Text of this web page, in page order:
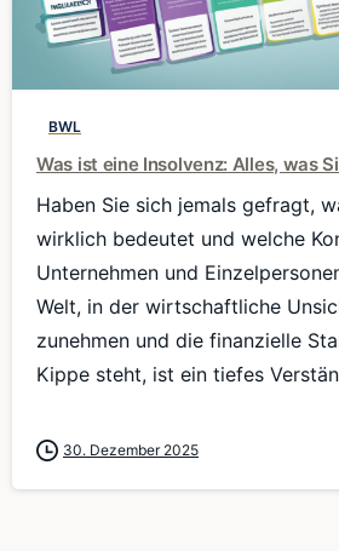
BWL
Was ist eine Insolvenz: Alles, was
Haben Sie sich jemals gefragt,
wirklich bedeutet und welche
Unternehmen und
Welt, in der wirtschaftliche
zunehmen und die finanzielle
Kippe steht, ist ein tiefes
30. Dezember 2025